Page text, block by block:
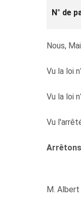
N° de
Nous,
Vu la loi
Vu la loi
Vu
Arrêtons
M. Albert